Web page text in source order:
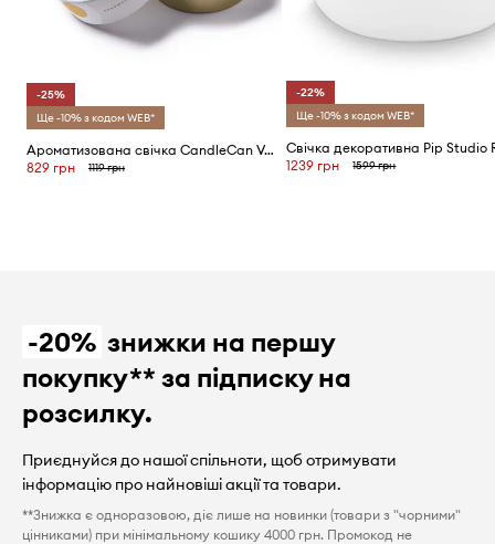
-25%
Ще -10% з кодом WEB*
Ароматизована свічка CandleCan Vanilla Egg
829 грн
1119 грн
-22%
Ще -10% з кодом WEB*
1239 грн 1599 грн
-20% знижки на першу
покупку** за підписку на
розсилку.
Приєднуйся до нашої спільноти, щоб отримувати
інформацію про найновіші акції та товари.
**Знижка є одноразовою, діє лише на новинки (товари з "чорними"
цінниками) при мінімальному кошику 4000 грн. Промокод не